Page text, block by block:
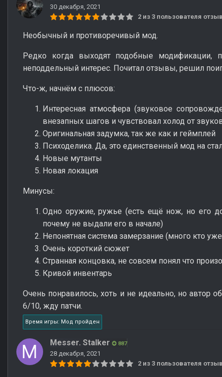
30 декабря, 2021
2 из 3 пользователя
Необычный и противоречивый мод.
Редко когда выходят подобные
неподдельный интерес. Почитал отзывы, решил
Что-ж, начнём с плюсов:
Интересная атмосфера (звуковое
внезапных шагов и чувствовал холод от
Оригинальная задумка, так же как и геймплей
Психоделика. Да, это единственный мод на
Новые мутанты
Новая локация
Минусы:
Одно оружие, ружье (есть ещё нож, но его
почему не выдали его в начале)
Непонятная система замерзание (много кто
Очень короткий сюжет
Странная концовка, не совсем понял что
Кривой инвентарь
Очень понравилось, хоть и не идеально, но автор
6/10, жду патчи.
Время игры: Мод пройден
Messer. Stalker 887
28 декабря, 2021
2 из 3 пользователя